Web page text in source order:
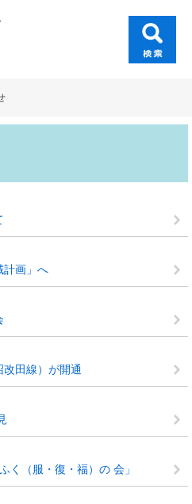
計画」へ
田線）が開通
く（服・復・福）の 会」